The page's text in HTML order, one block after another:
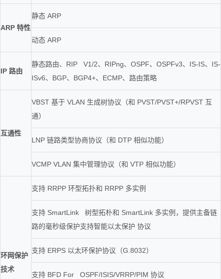
ARP 特性
静态 ARP
动态 ARP
IP 路由
静态路由、RIP V1/2、RIPng、OSPF、OSPFv3、IS-IS、IS-
ISv6、BGP、BGP4+、ECMP、路由策略
互通性
VBST 基于 VLAN 生成树协议（和 PVST/PVST+/RPVST 互
通）
LNP 链路类型协商协议（和 DTP 相似功能）
VCMP VLAN 集中管理协议（和 VTP 相似功能）
环网保护
技术
支持 RRPP 环型拓扑和 RRPP 多实例
支持 SmartLink 树型拓朴和 SmartLink 多实例，提供主备链
路的毫秒级保护支持智能以太保护 协议
支持 ERPS 以太环保护协议（G.8032）
支持 BFD For OSPF/ISIS/VRRP/PIM 协议